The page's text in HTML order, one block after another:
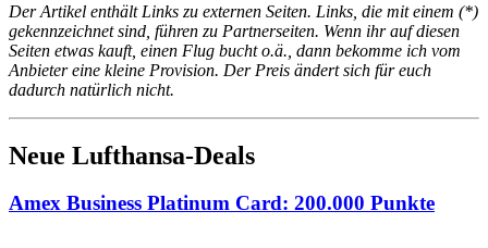
Der Artikel enthält Links zu externen Seiten. Links, die mit einem (*)
gekennzeichnet sind, führen zu Partnerseiten. Wenn ihr auf diesen
Seiten etwas kauft, einen Flug bucht o.ä., dann bekomme ich vom
Anbieter eine kleine Provision. Der Preis ändert sich für euch
dadurch natürlich nicht.
Neue Lufthansa-Deals
Amex Business Platinum Card: 200.000 Punkte